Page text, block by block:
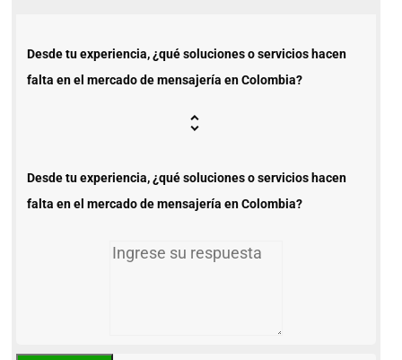
Desde tu experiencia, ¿qué soluciones o servicios hacen
falta en el mercado de mensajería en Colombia?
Desde tu experiencia, ¿qué soluciones o servicios hacen
falta en el mercado de mensajería en Colombia?